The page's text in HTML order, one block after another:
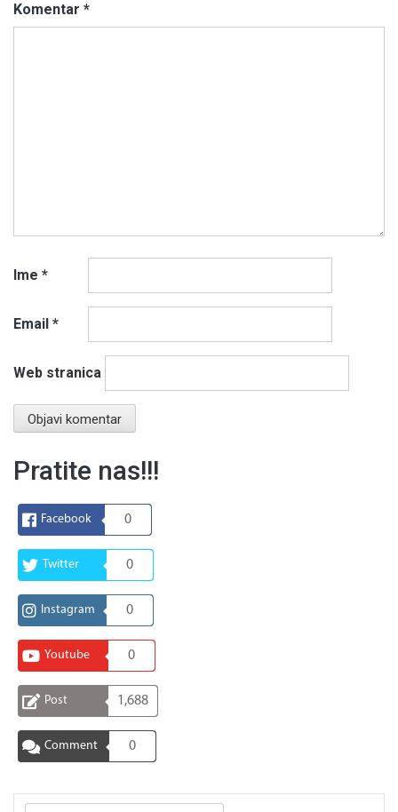
Komentar *
Ime *
Email *
Web stranica
Pratite nas!!!
Facebook 0
Twitter 0
Instagram 0
Youtube 0
Post 1,688
Comment 0
Pretraga: